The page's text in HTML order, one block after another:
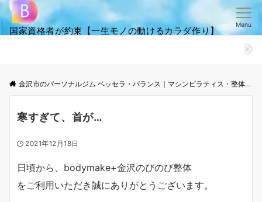
国家資格者が約束【一生モノの動けるカラダ作り】
Menu
ご来店からお帰りまでの
金沢市のパーソナルジム ベッセラ・バランス｜マシンピラティス・整体│根本改善と体幹トレーニング
寒すぎて、首が…
2021年12月18日
日頃から、bodymake+金沢のびのび整体
をご利用いただき誠にありがとうございます。